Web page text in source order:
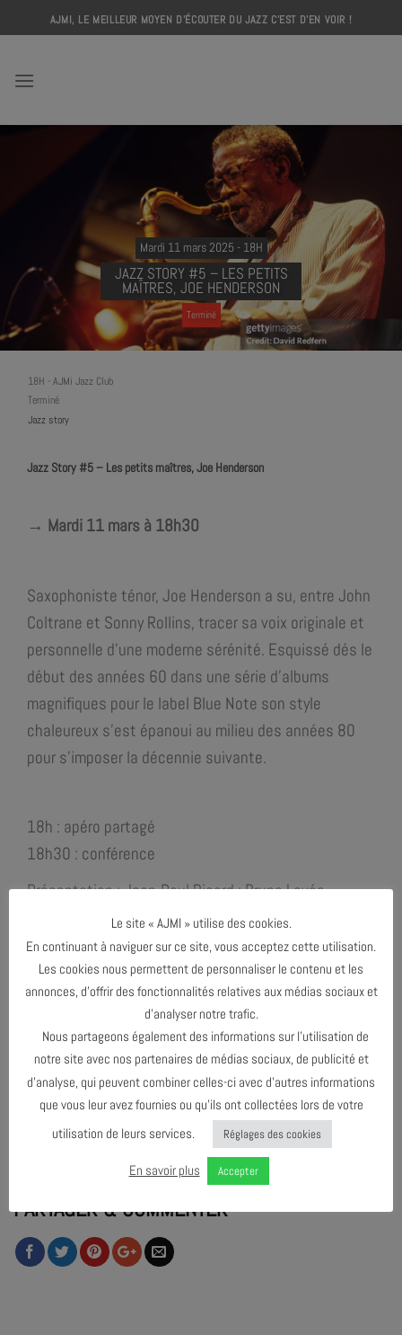
to
AJMI, LE MEILLEUR MOYEN D'ÉCOUTER DU JAZZ C'EST D'EN VOIR !
Mardi 11 mars 2025 - 18H
JAZZ STORY #5 – LES PETITS
MAÎTRES, JOE HENDERSON
Terminé
18H - AJMi Jazz Club
Terminé
Jazz story
Jazz Story #5 – Les petits maîtres, Joe Henderson
→ Mardi 11 mars à 18h30
Saxophoniste ténor, Joe Henderson a su, entre John
Coltrane et Sonny Rollins, tracer sa voix originale et
personnelle d’une moderne sérénité. Esquissé dés le
début des années 60 dans une série d’albums
magnifiques pour le label Blue Note son style
chaleureux s’est épanoui au milieu des années 80
pour s’imposer la décennie suivante.
18h : apéro partagé
18h30 : conférence
Présentation : Jean-Paul Ricard ; Bruno Levée
Support d’écoute : Vinyles originaux
Cette conférence est animée par Jean-Paul Ricard et
Bruno Levée et retrace la vie de l’artiste à travers
des vinyles originaux. Un rendez-vous indispensable
pour les passionné.es et les curieux.euses !
PARTAGER & COMMENTER
Le site « AJMI » utilise des cookies.
En continuant à naviguer sur ce site, vous acceptez cette utilisation.
Les cookies nous permettent de personnaliser le contenu et les
annonces, d’offrir des fonctionnalités relatives aux médias sociaux et
d’analyser notre trafic.
Nous partageons également des informations sur l’utilisation de
notre site avec nos partenaires de médias sociaux, de publicité et
d’analyse, qui peuvent combiner celles-ci avec d’autres informations
que vous leur avez fournies ou qu’ils ont collectées lors de votre
utilisation de leurs services.
Réglages des cookies
En savoir plus Accepter